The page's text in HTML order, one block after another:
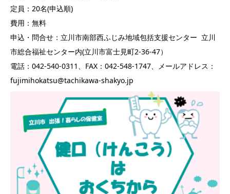
定員：20名(申込順)
費用：無料
申込・問合せ：立川市南部西ふじみ地域包括支援センター 立川
市総合福祉センター内(立川市富士見町2-36-47）
電話：042-540-0311、FAX：042-548-1747、メールアドレス：
fujimihokatsu@tachikawa-shakyo.jp